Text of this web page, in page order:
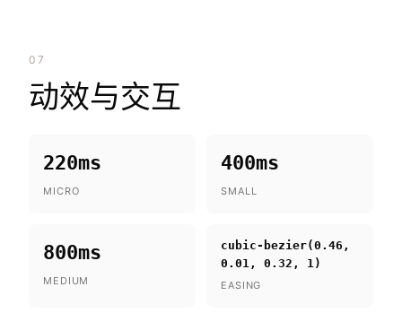
07
动效与交互
220ms
MICRO
400ms
SMALL
800ms
MEDIUM
cubic-bezier(0.46,
0.01, 0.32, 1)
EASING